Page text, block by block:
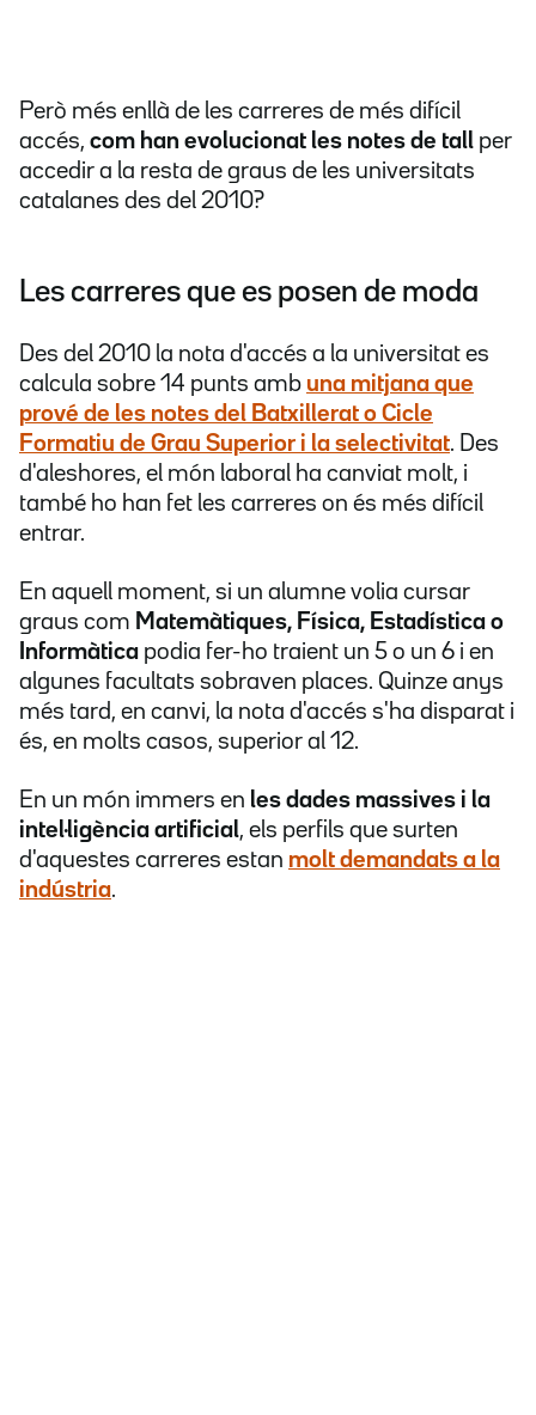
Però més enllà de les carreres de més difícil
accés, com han evolucionat les notes de tall per
accedir a la resta de graus de les universitats
catalanes des del 2010?
Les carreres que es posen de moda
Des del 2010 la nota d'accés a la universitat es
calcula sobre 14 punts amb una mitjana que
prové de les notes del Batxillerat o Cicle
Formatiu de Grau Superior i la selectivitat. Des
d'aleshores, el món laboral ha canviat molt, i
també ho han fet les carreres on és més difícil
entrar.
En aquell moment, si un alumne volia cursar
graus com Matemàtiques, Física, Estadística o
Informàtica podia fer-ho traient un 5 o un 6 i en
algunes facultats sobraven places. Quinze anys
més tard, en canvi, la nota d'accés s'ha disparat i
és, en molts casos, superior al 12.
En un món immers en les dades massives i la
intel·ligència artificial, els perfils que surten
d'aquestes carreres estan molt demandats a la
indústria.